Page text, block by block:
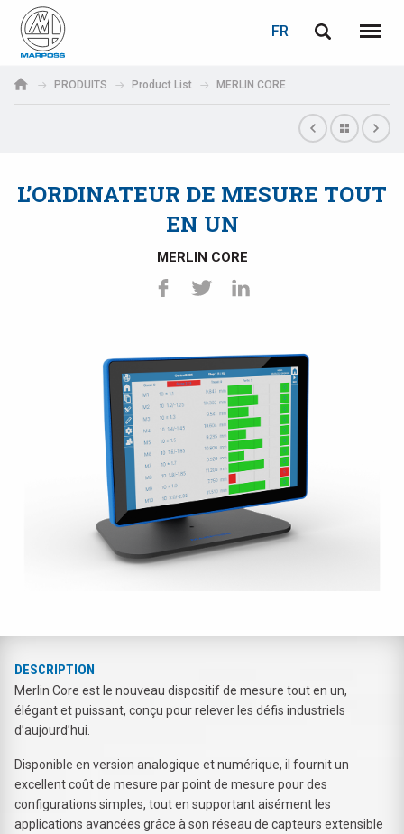
S.p.A.
FR
Menu
PRODUITS Product List MERLIN CORE
L’ORDINATEUR DE MESURE TOUT
EN UN
MERLIN CORE
DESCRIPTION
Merlin Core est le nouveau dispositif de mesure tout en un,
élégant et puissant, conçu pour relever les défis industriels
d’aujourd’hui.
Disponible en version analogique et numérique, il fournit un
excellent coût de mesure par point de mesure pour des
configurations simples, tout en supportant aisément les
applications avancées grâce à son réseau de capteurs extensible
Deutsch
Español
日本語 (Japanese)
中文 (Chinese)
LOGIN
Password
If you are not yet registered, you may do it now: it is free!
Click here!